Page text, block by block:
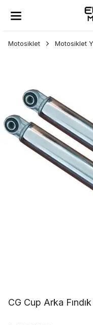
Motosiklet Motosiklet
CG Cup Arka